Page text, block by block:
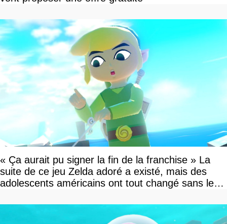
« Ça aurait pu signer la fin de la franchise » La
suite de ce jeu Zelda adoré a existé, mais des
adolescents américains ont tout changé sans le